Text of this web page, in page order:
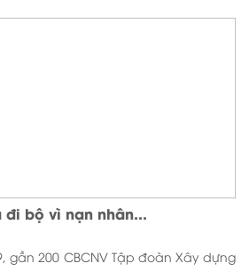
bộ vì nạn nhân...
gần 200 CBCNV Tập đoàn Xây dựng